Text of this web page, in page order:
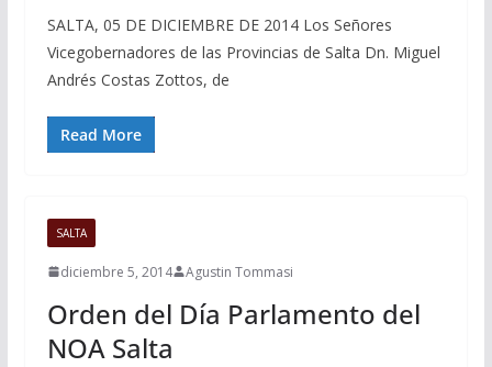
SALTA, 05 DE DICIEMBRE DE 2014 Los Señores
Vicegobernadores de las Provincias de Salta Dn. Miguel
Andrés Costas Zottos, de
Read More
SALTA
diciembre 5, 2014 Agustin Tommasi
Orden del Día Parlamento del
NOA Salta